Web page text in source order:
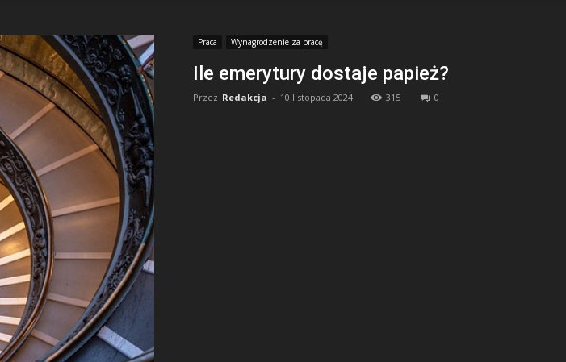
Praca Wynagrodzenie za pracę
Ile emerytury dostaje papież?
Przez Redakcja - 10 listopada 2024 315 0